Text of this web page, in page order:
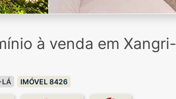
à venda em Xangri-
LÁ IMÓVEL 8426